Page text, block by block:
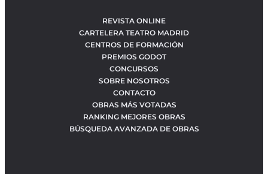
REVISTA ONLINE
CARTELERA TEATRO MADRID
CENTROS DE FORMACIÓN
PREMIOS GODOT
CONCURSOS
SOBRE NOSOTROS
CONTACTO
OBRAS MÁS VOTADAS
RANKING MEJORES OBRAS
BÚSQUEDA AVANZADA DE OBRAS